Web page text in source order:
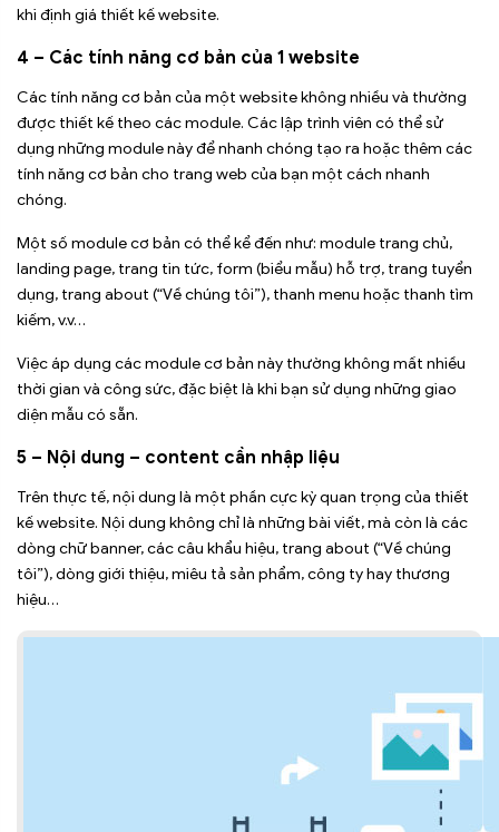
khi định giá thiết kế website.
4 – Các tính năng cơ bản của 1 website
Các tính năng cơ bản của một website không nhiều và thường
được thiết kế theo các module. Các lập trình viên có thể sử
dụng những module này để nhanh chóng tạo ra hoặc thêm các
tính năng cơ bản cho trang web của bạn một cách nhanh
chóng.
Một số module cơ bản có thể kể đến như: module trang chủ,
landing page, trang tin tức, form (biểu mẫu) hỗ trợ, trang tuyển
dụng, trang about (“Về chúng tôi”), thanh menu hoặc thanh tìm
kiếm, v.v…
Việc áp dụng các module cơ bản này thường không mất nhiều
thời gian và công sức, đặc biệt là khi bạn sử dụng những giao
diện mẫu có sẵn.
5 – Nội dung – content cần nhập liệu
Trên thực tế, nội dung là một phần cực kỳ quan trọng của thiết
kế website. Nội dung không chỉ là những bài viết, mà còn là các
dòng chữ banner, các câu khẩu hiệu, trang about (“Về chúng
tôi”), dòng giới thiệu, miêu tả sản phẩm, công ty hay thương
hiệu…